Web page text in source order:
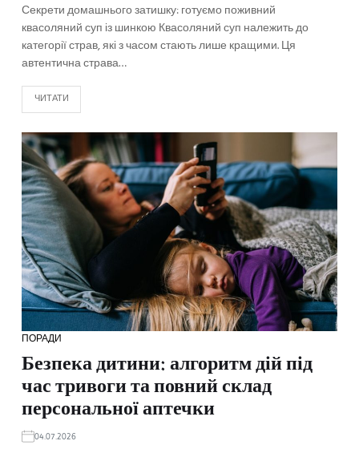
Секрети домашнього затишку: готуємо поживний
квасоляний суп із шинкою Квасоляний суп належить до
категорії страв, які з часом стають лише кращими. Ця
автентична страва…
ЧИТАТИ
ПОРАДИ
Безпека дитини: алгоритм дій під
час тривоги та повний склад
персональної аптечки
04.07.2026